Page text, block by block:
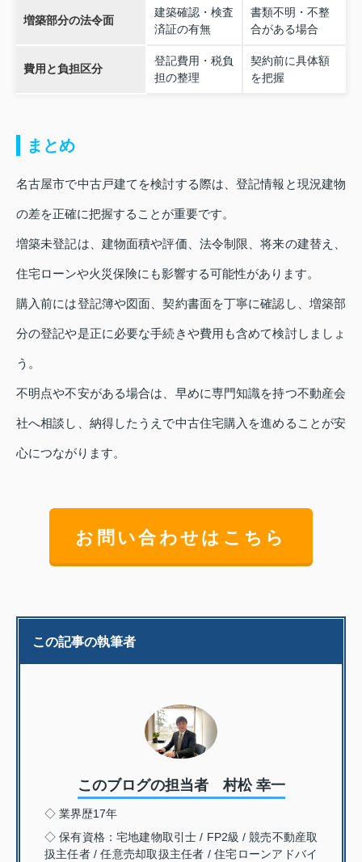
増築部分の法令面
建築確認・検査
済証の有無
書類不明・不整
合がある場合
費用と負担区分
登記費用・税負
担の整理
契約前に具体額
を把握
まとめ
名古屋市で中古戸建てを検討する際は、登記情報と現況建物
の差を正確に把握することが重要です。
増築未登記は、建物面積や評価、法令制限、将来の建替え、
住宅ローンや火災保険にも影響する可能性があります。
購入前には登記簿や図面、契約書面を丁寧に確認し、増築部
分の登記や是正に必要な手続きや費用も含めて検討しましょ
う。
不明点や不安がある場合は、早めに専門知識を持つ不動産会
社へ相談し、納得したうえで中古住宅購入を進めることが安
心につながります。
お問い合わせはこちら
この記事の執筆者
このブログの担当者 村松 幸一
◇ 業界歴17年
◇ 保有資格：宅地建物取引士 / FP2級 / 競売不動産取
扱主任者 / 任意売却取扱主任者 / 住宅ローンアドバイ